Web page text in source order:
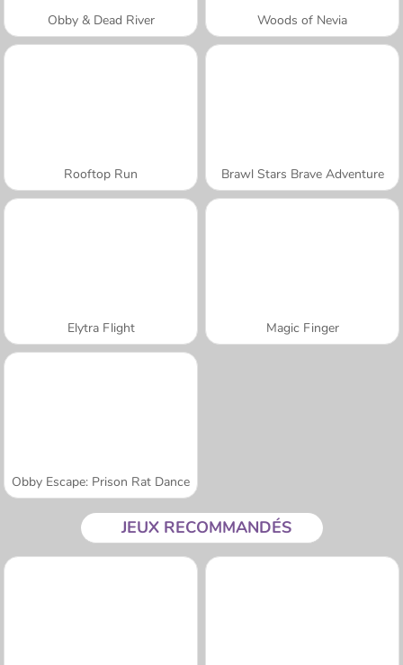
Obby & Dead River Woods of Nevia
Rooftop Run Brawl Stars Brave Adventure
Elytra Flight Magic Finger
Obby Escape: Prison Rat Dance
JEUX RECOMMANDÉS